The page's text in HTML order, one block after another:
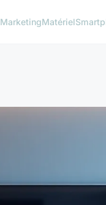
MarketingMatériel